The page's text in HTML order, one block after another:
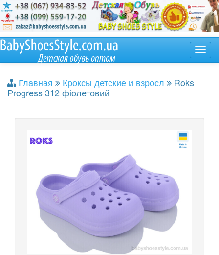
Главная Кроксы детские и взросл
Roks
Progress 312 фіолетовий